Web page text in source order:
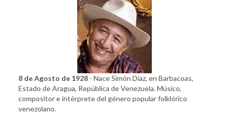
8 de Agosto de 1928 - Nace Simón Díaz, en Barbacoas,
Estado de Aragua, República de Venezuela. Músico,
compositor e intérprete del género popular folklórico
venezolano.